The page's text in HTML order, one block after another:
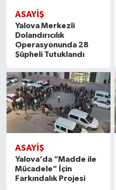
ASAYİŞ
Yalova Merkezli
Dolandırıcılık
Operasyonunda 28
Şüpheli Tutuklandı
ASAYİŞ
Yalova’da “Madde ile
Mücadele” İçin
Farkındalık Projesi